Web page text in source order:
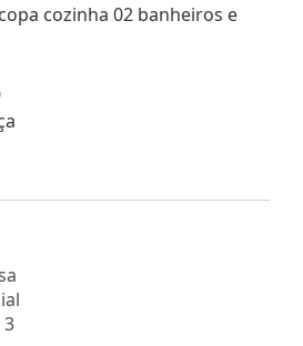
cozinha 02 banheiros e
3